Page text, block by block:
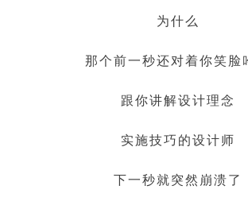
为什么
那个前一秒还对着你笑脸
跟你讲解设计理念
实施技巧的设计师
下一秒就突然崩溃了